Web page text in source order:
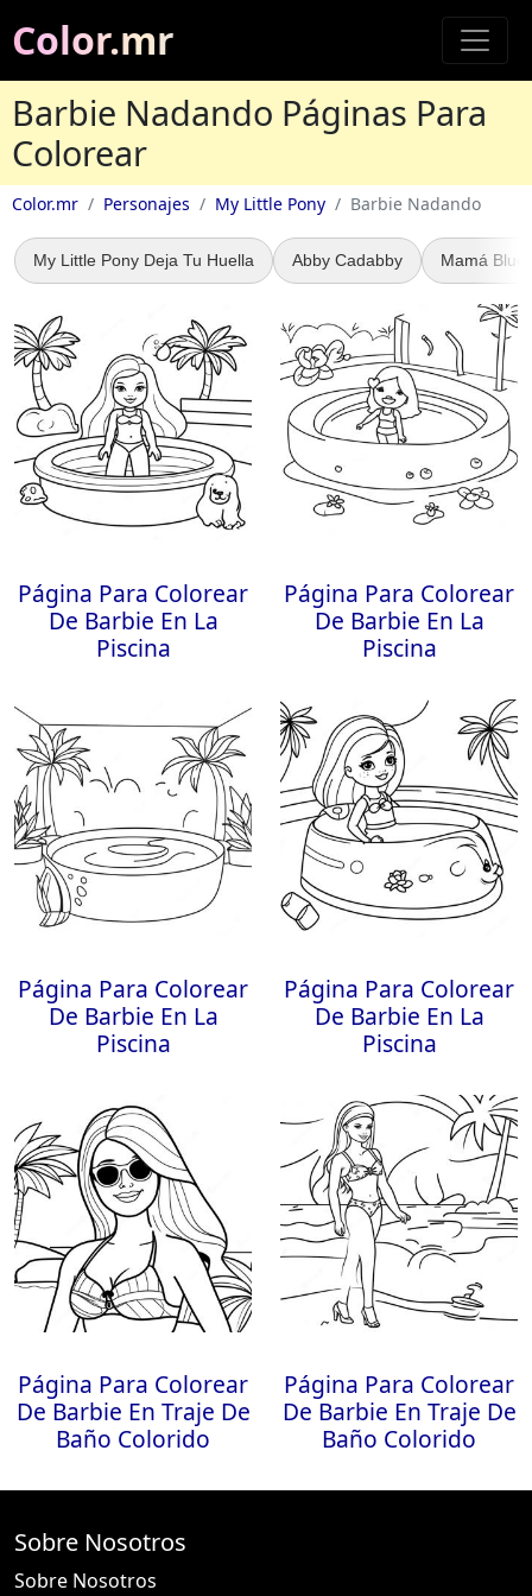
Color.mr
Barbie Nadando Páginas Para
Colorear
Color.mr Personajes My Little Pony Barbie Nadando
My Little Pony Deja Tu Huella Abby Cadabby Mamá
Página Para Colorear
De Barbie En La
Piscina
Página Para Colorear
De Barbie En La
Piscina
Página Para Colorear
De Barbie En La
Piscina
Página Para Colorear
De Barbie En La
Piscina
Página Para Colorear
De Barbie En Traje De
Baño Colorido
Página Para Colorear
De Barbie En Traje De
Baño Colorido
Sobre Nosotros
Sobre Nosotros